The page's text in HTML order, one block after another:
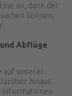
an, dank der
können,
Abflüge
auf unserer
hinaus
Informationen